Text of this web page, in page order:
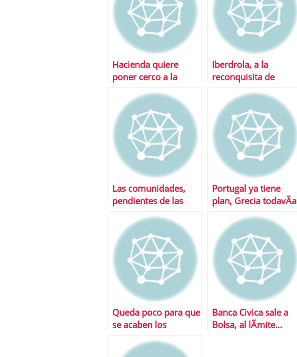
Hacienda quiere
poner cerco a la
sumergida
Iberdrola, a la
reconquisita de
Las comunidades,
pendientes de las
fiscal
Portugal ya tiene
plan, Grecia todavÃ­a
Queda poco para que
se acaben los
Banca Civica sale a
Bolsa, al lÃ­mite…